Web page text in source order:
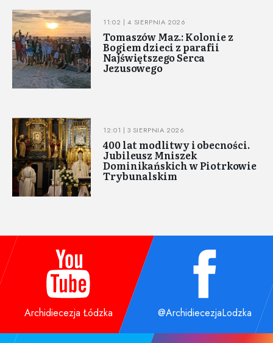
11:02 | 4 SIERPNIA 2026
Tomaszów Maz.: Kolonie z
Bogiem dzieci z parafii
Najświętszego Serca
Jezusowego
12:01 | 3 SIERPNIA 2026
400 lat modlitwy i obecności.
Jubileusz Mniszek
Dominikańskich w Piotrkowie
Trybunalskim
Archidiecezja Łódzka @ArchidiecezjaLodzka